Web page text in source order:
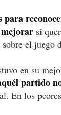
para
mejorar si
el juego
en su
partido
En los